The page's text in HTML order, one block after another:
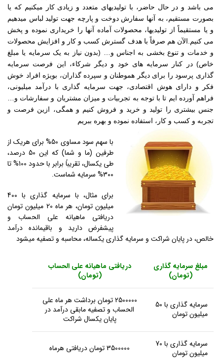
می باشد و در حال حاضر، با تولیدیهای متعدد و زیادی کار میکنیم که یا
بصورت مستقیم، به آنها سفارش دوخت و پارچه جهت تولید لباس میدهیم
و یا مستقیماً از تولیدیها، محصولات آماده آنها را خریداری نموده و پخش
می کنیم.الآن هم صرفاً با هدف گسترش کسب و کار و افزایش محصولات
و خدمات و تنوع بخشی به اجناس و… (بدون نیاز به یک سرمایه یا مبلغ
خاص) در کنار سرمایه های خود و دیگر شرکاء، این فرصت سرمایه
گذاری پرسود را برای دیگر هموطنان و سپرده گذاران، بویژه افراد خوش
فکر و دارای هوش اقتصادی، جهت سرمایه گذاری با درآمد میلیونی،
فراهم آورده ایم تا با توجه به تجربیات و میزان مشتریان و سفارشات و…
جنس بیشتری را تولید و خرید و فروش کنیم و همگی، ازین فرصت و
تجربه و کسب و کار، استفاده نموده و بهره ببریم
با سهم سود مساوی 50% برای هریک از
طرفین (ما و شما) که این 50 درصد،
طی یکسال، تقریباً برابر با حدود 100% تا
300% سرمایه شماست.
برای مثال، با سرمایه گذاری با 400
میلیون تومان، هر ماه 20 میلیون تومان
دریافتی ماهیانه علی الحساب و
پیشفرض دارید و باقیمانده درآمد
خالص، در پایان شراکت و سرمایه گذاری یکساله، محاسبه و تصفیه میشود
مبلغ سرمایه گذاری
(تومان)
دریافتی ماهیانه علی الحساب
(تومان)
سرمایه گذاری با 50
میلیون تومان
2500000 تومان برداشت هر ماه علی
الحساب و تصفیه مابقی درآمد در
پایان یکسال شراکت
سرمایه گذاری با 70
میلیون تومان
3500000 تومان دریافتی هرماه